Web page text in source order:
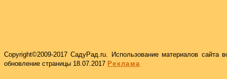
Copyright©2009-2017 СадуРад.ru.
Использование материалов сайта
обновление страницы 18.07.2017 Реклама